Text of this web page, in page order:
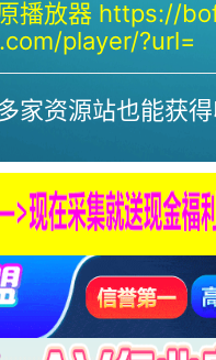
播放器 https://
player/?url=
家资源站也能获